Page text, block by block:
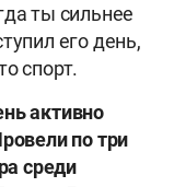
ты сильнее
его день,
спорт.
активно
по три
среди